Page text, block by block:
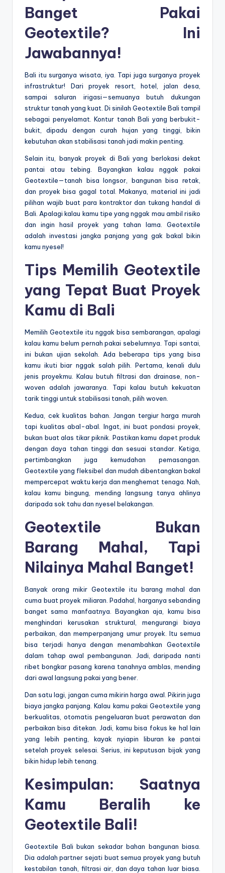
Banget Pakai
Geotextile? Ini
Jawabannya!
Bali itu surganya wisata, iya. Tapi juga surganya proyek
infrastruktur! Dari proyek resort, hotel, jalan desa,
sampai saluran irigasi—semuanya butuh dukungan
struktur tanah yang kuat. Di sinilah Geotextile Bali tampil
sebagai penyelamat. Kontur tanah Bali yang berbukit-
bukit, dipadu dengan curah hujan yang tinggi, bikin
kebutuhan akan stabilisasi tanah jadi makin penting.
Selain itu, banyak proyek di Bali yang berlokasi dekat
pantai atau tebing. Bayangkan kalau nggak pakai
Geotextile—tanah bisa longsor, bangunan bisa retak,
dan proyek bisa gagal total. Makanya, material ini jadi
pilihan wajib buat para kontraktor dan tukang handal di
Bali. Apalagi kalau kamu tipe yang nggak mau ambil risiko
dan ingin hasil proyek yang tahan lama. Geotextile
adalah investasi jangka panjang yang gak bakal bikin
kamu nyesel!
Tips Memilih Geotextile
yang Tepat Buat Proyek
Kamu di Bali
Memilih Geotextile itu nggak bisa sembarangan, apalagi
kalau kamu belum pernah pakai sebelumnya. Tapi santai,
ini bukan ujian sekolah. Ada beberapa tips yang bisa
kamu ikuti biar nggak salah pilih. Pertama, kenali dulu
jenis proyekmu. Kalau butuh filtrasi dan drainase, non-
woven adalah jawaranya. Tapi kalau butuh kekuatan
tarik tinggi untuk stabilisasi tanah, pilih woven.
Kedua, cek kualitas bahan. Jangan tergiur harga murah
tapi kualitas abal-abal. Ingat, ini buat pondasi proyek,
bukan buat alas tikar piknik. Pastikan kamu dapet produk
dengan daya tahan tinggi dan sesuai standar. Ketiga,
pertimbangkan juga kemudahan pemasangan.
Geotextile yang fleksibel dan mudah dibentangkan bakal
mempercepat waktu kerja dan menghemat tenaga. Nah,
kalau kamu bingung, mending langsung tanya ahlinya
daripada sok tahu dan nyesel belakangan.
Geotextile Bukan
Barang Mahal, Tapi
Nilainya Mahal Banget!
Banyak orang mikir Geotextile itu barang mahal dan
cuma buat proyek miliaran. Padahal, harganya sebanding
banget sama manfaatnya. Bayangkan aja, kamu bisa
menghindari kerusakan struktural, mengurangi biaya
perbaikan, dan memperpanjang umur proyek. Itu semua
bisa terjadi hanya dengan menambahkan Geotextile
dalam tahap awal pembangunan. Jadi, daripada nanti
ribet bongkar pasang karena tanahnya amblas, mending
dari awal langsung pakai yang bener.
Dan satu lagi, jangan cuma mikirin harga awal. Pikirin juga
biaya jangka panjang. Kalau kamu pakai Geotextile yang
berkualitas, otomatis pengeluaran buat perawatan dan
perbaikan bisa ditekan. Jadi, kamu bisa fokus ke hal lain
yang lebih penting, kayak nyiapin liburan ke pantai
setelah proyek selesai. Serius, ini keputusan bijak yang
bikin hidup lebih tenang.
Kesimpulan: Saatnya
Kamu Beralih ke
Geotextile Bali!
Geotextile Bali bukan sekadar bahan bangunan biasa.
Dia adalah partner sejati buat semua proyek yang butuh
kestabilan tanah, filtrasi air, dan daya tahan luar biasa.